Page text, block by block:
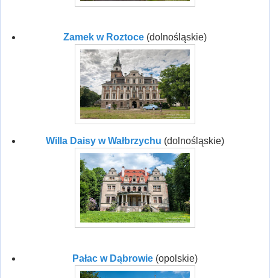
Zamek w Roztoce (dolnośląskie)
Willa Daisy w Wałbrzychu (dolnośląskie)
Pałac w Dąbrowie (opolskie)